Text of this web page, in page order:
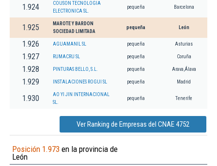
1.924
COUSON TECNOLOGIA
ELECTRONICA SL.
pequeña Barcelona
1.925
MAROTE Y BARDON
SOCIEDAD LIMITADA
pequeña León
1.926 AGUAMANIL SL pequeña Asturias
1.927 RUMACRU SL pequeña Coruña
1.928 PINTURAS BELLO, S.L. pequeña Arava,Álava
1.929 INSTALACIONES ROGUI SL pequeña Madrid
1.930
AO YI JIN INTERNACIONAL
SL.
pequeña Tenerife
Ver Ranking de Empresas del CNAE 4752
Posición 1.973 en la provincia de
León